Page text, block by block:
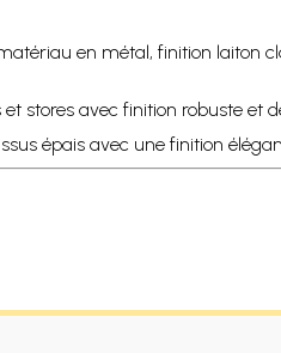
en métal, finition laiton
stores avec finition robuste et
épais avec une finition